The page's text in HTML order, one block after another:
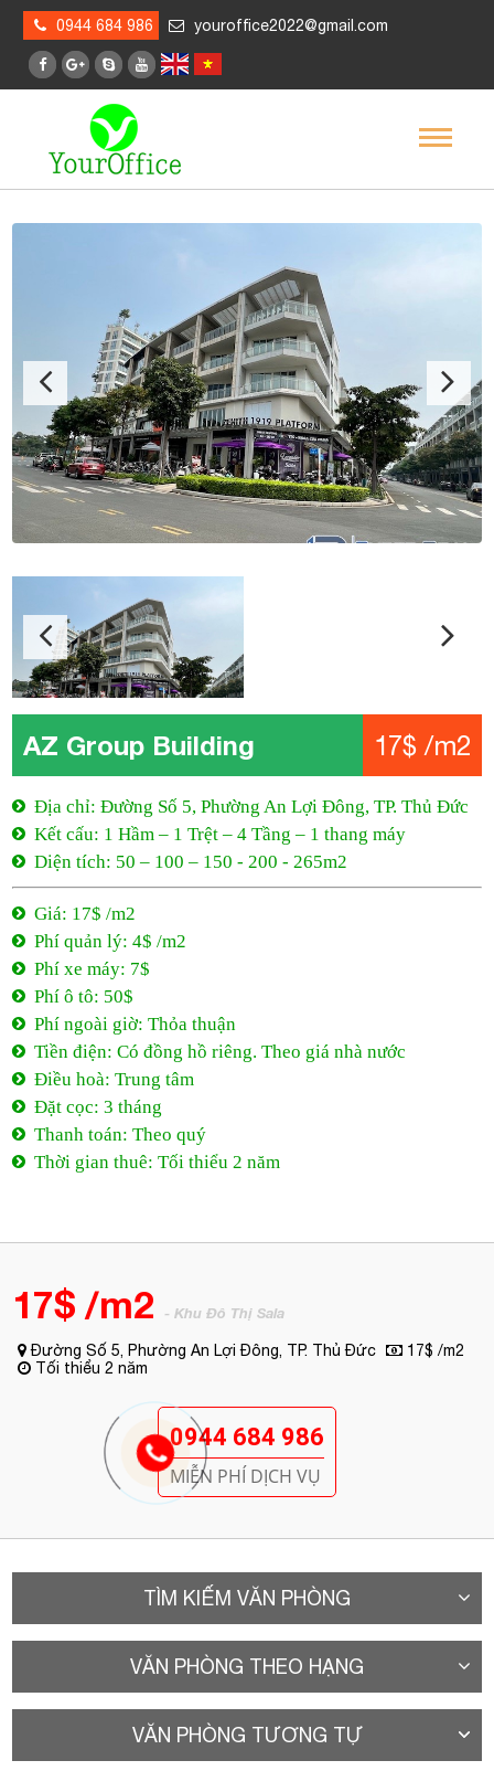
0944 684 986 youroffice2022@gmail.com
AZ Group Building 17$ /m2
Địa chỉ: Đường Số 5, Phường An Lợi Đông, TP. Thủ Đức
Kết cấu: 1 Hầm – 1 Trệt – 4 Tầng – 1 thang máy
Diện tích: 50 – 100 – 150 - 200 - 265m2
Giá: 17$ /m2
Phí quản lý: 4$ /m2
Phí xe máy: 7$
Phí ô tô: 50$
Phí ngoài giờ: Thỏa thuận
Tiền điện: Có đồng hồ riêng. Theo giá nhà nước
Điều hoà: Trung tâm
Đặt cọc: 3 tháng
Thanh toán: Theo quý
Thời gian thuê: Tối thiểu 2 năm
17$ /m2 - Khu Đô Thị Sala
Đường Số 5, Phường An Lợi Đông, TP. Thủ Đức
17$ /m2
Tối thiểu 2 năm
0944 684 986
MIỄN PHÍ DỊCH VỤ
TÌM KIẾM VĂN PHÒNG
VĂN PHÒNG THEO HẠNG
VĂN PHÒNG TƯƠNG TỰ